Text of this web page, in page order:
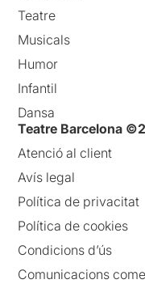
Teatre
Musicals
Humor
Infantil
Dansa
Teatre Barcelona
Atenció al client
Avís legal
Política de privacitat
Política de cookies
Condicions d’ús
Comunicacions